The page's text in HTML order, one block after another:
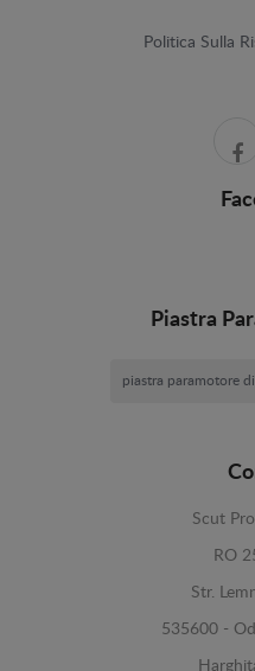
Politica Sulla
Piastra
piastra paramotore
Scut
RO
Str.
535600 -